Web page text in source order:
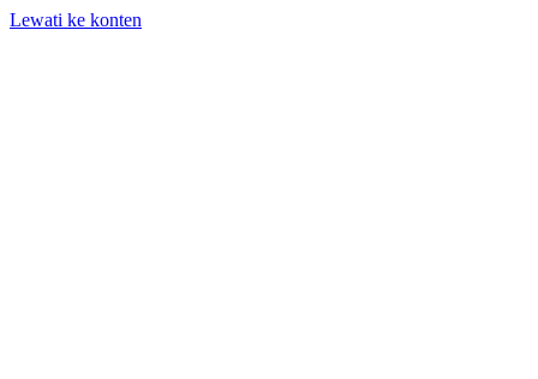
Lewati ke konten